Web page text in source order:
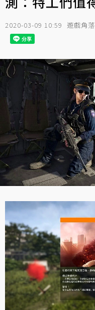
2020-03-09 10:59 遊戲角